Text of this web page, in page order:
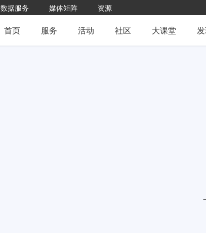
数据服务 媒体矩阵 资源
首页 服务 活动 社区 大课堂